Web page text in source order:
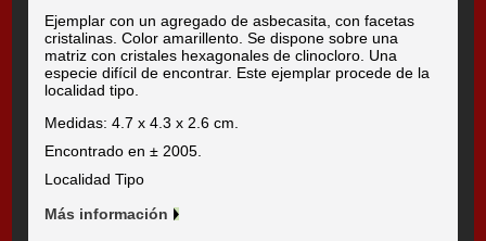
Ejemplar con un agregado de asbecasita, con facetas
cristalinas. Color amarillento. Se dispone sobre una
matriz con cristales hexagonales de clinocloro. Una
especie difícil de encontrar. Este ejemplar procede de la
localidad tipo.
Medidas: 4.7 x 4.3 x 2.6 cm.
Encontrado en ± 2005.
Localidad Tipo
Más información